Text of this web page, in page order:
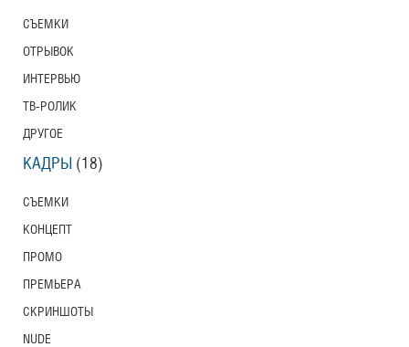
СЪЕМКИ
ОТРЫВОК
ИНТЕРВЬЮ
ТВ-РОЛИК
ДРУГОЕ
КАДРЫ (18)
СЪЕМКИ
КОНЦЕПТ
ПРОМО
ПРЕМЬЕРА
СКРИНШОТЫ
NUDE